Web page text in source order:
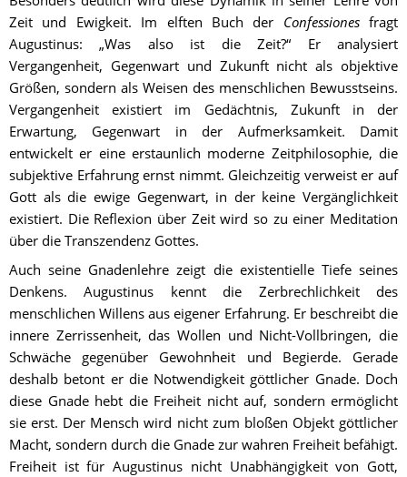
Zeit und Ewigkeit. Im elften Buch der Confessiones fragt
Augustinus: „Was also ist die Zeit?“ Er analysiert
Vergangenheit, Gegenwart und Zukunft nicht als objektive
Größen, sondern als Weisen des menschlichen Bewusstseins.
Vergangenheit existiert im Gedächtnis, Zukunft in der
Erwartung, Gegenwart in der Aufmerksamkeit. Damit
entwickelt er eine erstaunlich moderne Zeitphilosophie, die
subjektive Erfahrung ernst nimmt. Gleichzeitig verweist er auf
Gott als die ewige Gegenwart, in der keine Vergänglichkeit
existiert. Die Reflexion über Zeit wird so zu einer Meditation
über die Transzendenz Gottes.
Auch seine Gnadenlehre zeigt die existentielle Tiefe seines
Denkens. Augustinus kennt die Zerbrechlichkeit des
menschlichen Willens aus eigener Erfahrung. Er beschreibt die
innere Zerrissenheit, das Wollen und Nicht-Vollbringen, die
Schwäche gegenüber Gewohnheit und Begierde. Gerade
deshalb betont er die Notwendigkeit göttlicher Gnade. Doch
diese Gnade hebt die Freiheit nicht auf, sondern ermöglicht
sie erst. Der Mensch wird nicht zum bloßen Objekt göttlicher
Macht, sondern durch die Gnade zur wahren Freiheit befähigt.
Freiheit ist für Augustinus nicht Unabhängigkeit von Gott,